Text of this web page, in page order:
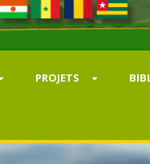
PROJETS